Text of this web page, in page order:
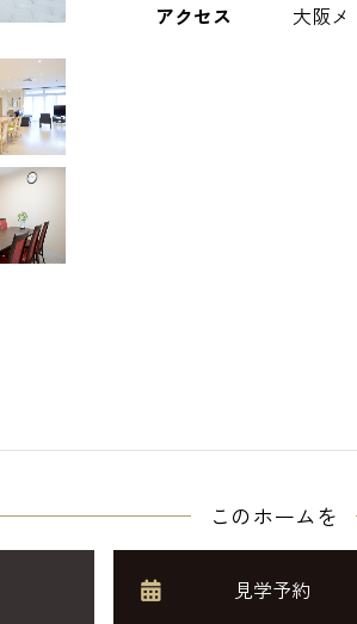
アクセス 大阪
このホームを
見学予約